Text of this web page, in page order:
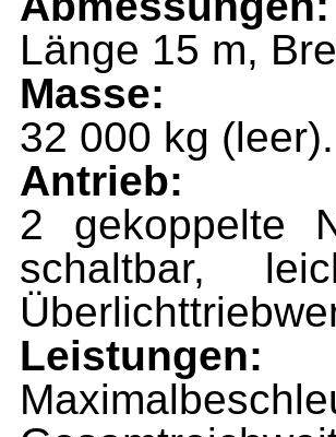
Länge 15 m,
Masse:
32 000 kg (leer).
Antrieb:
2 gekoppelte
schaltbar,
Leistungen: